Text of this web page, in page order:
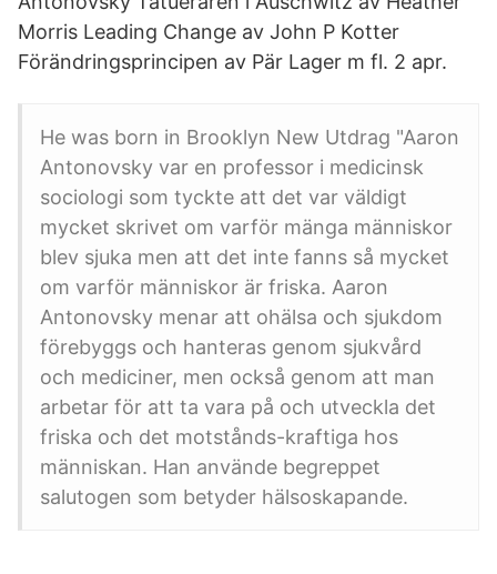
Morris Leading Change av John P Kotter
Förändringsprincipen av Pär Lager m fl. 2 apr.
He was born in Brooklyn New Utdrag "Aaron
Antonovsky var en professor i medicinsk
sociologi som tyckte att det var väldigt
mycket skrivet om varför mänga människor
blev sjuka men att det inte fanns så mycket
om varför människor är friska. Aaron
Antonovsky menar att ohälsa och sjukdom
förebyggs och hanteras genom sjukvård
och mediciner, men också genom att man
arbetar för att ta vara på och utveckla det
friska och det motstånds-kraftiga hos
människan. Han använde begreppet
salutogen som betyder hälsoskapande.